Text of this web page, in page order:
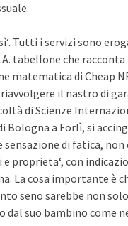
Tutti i servizi sono
tabellone che
matematica di Cheap
il nastro di
di Scienze
Bologna a Forlì, si
di fatica, non
proprieta‘, con
La cosa importante è
seno sarebbe non
dal suo bambino come